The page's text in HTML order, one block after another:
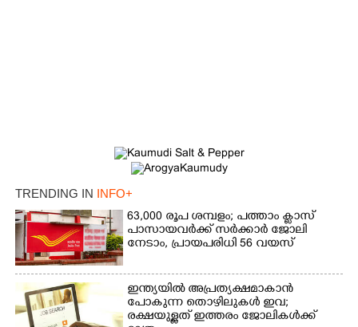
TRENDING IN INFO+
63,000 രൂപ ശമ്പളം; പത്താം ക്ലാസ്
പാസായവർക്ക് സർക്കാർ ജോലി
നേടാം, പ്രായപരിധി 56 വയസ്
ഇന്ത്യയിൽ അപ്രത്യക്ഷമാകാൻ
പോകുന്ന തൊഴിലുകൾ ഇവ;
രക്ഷയുള്ളത് ഇത്തരം ജോലികൾക്ക്
Share this link